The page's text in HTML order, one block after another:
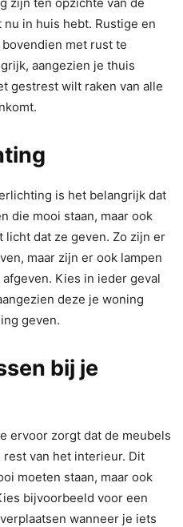
in huis hebt. Rustige en
met rust te
aangezien je thuis
gestrest wilt raken van alle
is het belangrijk dat
die mooi staan, maar ook
dat ze geven. Zo zijn er
maar zijn er ook lampen
Kies in ieder geval
deze je woning
geven.
bij je
ervoor zorgt dat de meubels
van het interieur. Dit
moeten staan, maar ook
bijvoorbeeld voor een
wanneer je iets